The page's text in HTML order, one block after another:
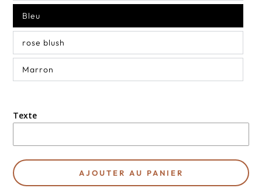
Bleu
rose blush
Marron
Texte
AJOUTER AU PANIER